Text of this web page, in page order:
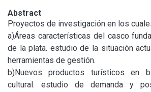
Abstract
Proyectos de investigación en los
a)Áreas características del casco
de la plata. estudio de la situación
herramientas de gestión.
b)Nuevos productos turísticos en
cultural. estudio de demanda y